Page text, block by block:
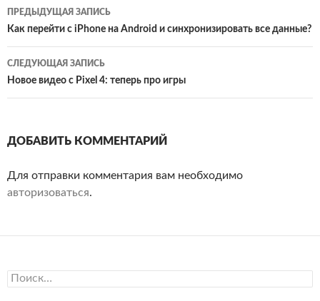
Навигация
по
записям
ПРЕДЫДУЩАЯ ЗАПИСЬ
Как перейти с iPhone на Android и синхронизировать все данные?
СЛЕДУЮЩАЯ ЗАПИСЬ
Новое видео с Pixel 4: теперь про игры
ДОБАВИТЬ КОММЕНТАРИЙ
Для отправки комментария вам необходимо
авторизоваться.
Найти: